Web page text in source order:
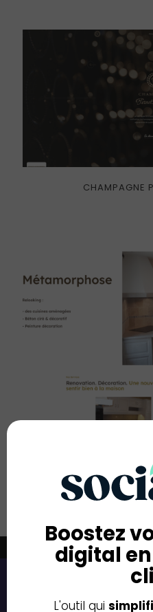
CHAMPAGNE
Boostez
digital
L'outil qui